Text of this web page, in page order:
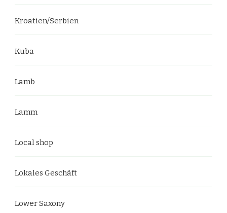
Kroatien/Serbien
Kuba
Lamb
Lamm
Local shop
Lokales Geschäft
Lower Saxony